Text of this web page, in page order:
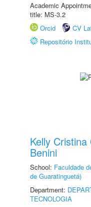
Academic
title: MS-3.2
Orcid
CV
Repositório
Kelly
Benini
School: Faculdade
de Guaratinguetá)
Department:
TECNOLOGIA